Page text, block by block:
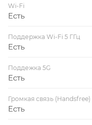
Wi-Fi
Есть
Поддержка Wi-Fi 5 ГГц
Есть
Поддежка 5G
Есть
Громкая связь (Handsfree)
Есть